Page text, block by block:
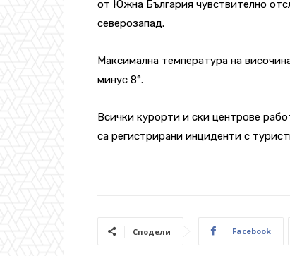
от Южна България чувствително
северозапад.
Максимална температура на
минус 8°.
Всички курорти и ски центрове
са регистрирани инциденти с
Сподели Facebook